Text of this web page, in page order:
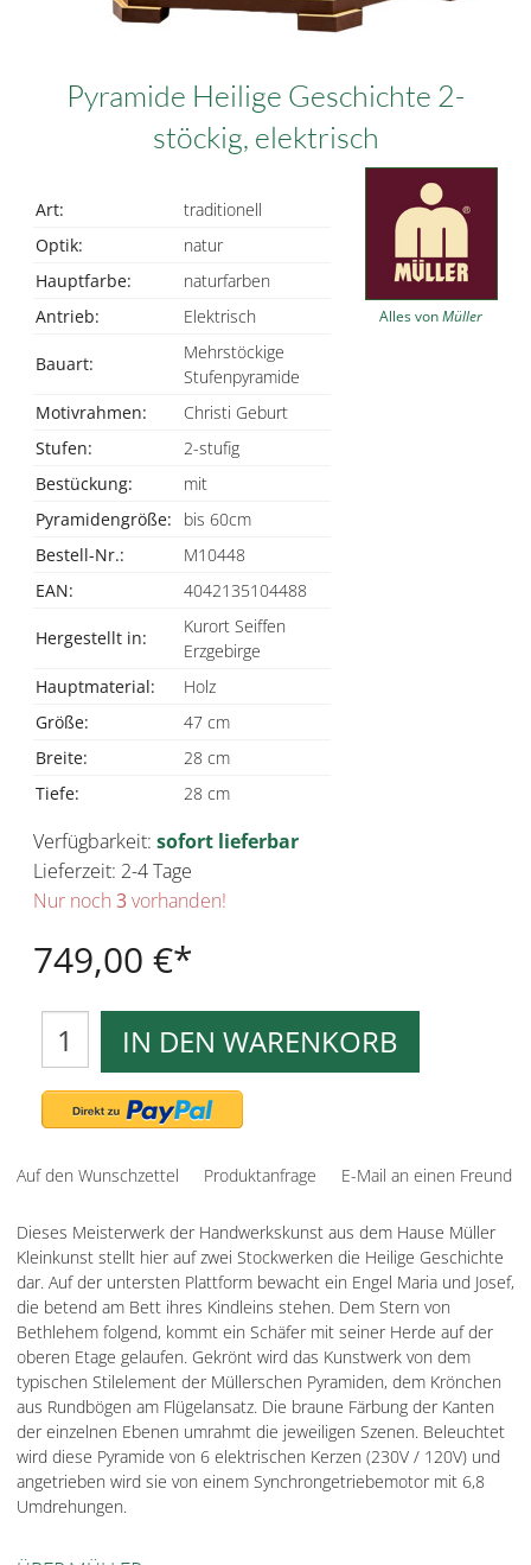
Pyramide Heilige Geschichte 2-
stöckig, elektrisch
Art:
traditionell
Optik:
natur
Hauptfarbe:
naturfarben
Antrieb:
Elektrisch
Bauart:
Mehrstöckige
Stufenpyramide
Motivrahmen:
Christi Geburt
Stufen:
2-stufig
Bestückung:
mit
Pyramidengröße:
bis 60cm
Bestell-Nr.:
M10448
EAN:
4042135104488
Hergestellt in:
Kurort Seiffen
Erzgebirge
Hauptmaterial:
Holz
Größe:
47 cm
Breite:
28 cm
Tiefe:
28 cm
Alles vonMüller
Verfügbarkeit: sofort lieferbar
Lieferzeit: 2-4 Tage
Nur noch 3vorhanden!
749,00 €
IN DEN WARENKORB
Auf den Wunschzettel Produktanfrage E-Mail an einen Freund
Dieses Meisterwerk der Handwerkskunst aus dem Hause Müller
Kleinkunst stellt hier auf zwei Stockwerken die Heilige Geschichte
dar. Auf der untersten Plattform bewacht ein Engel Maria und Josef,
die betend am Bett ihres Kindleins stehen. Dem Stern von
Bethlehem folgend, kommt ein Schäfer mit seiner Herde auf der
oberen Etage gelaufen. Gekrönt wird das Kunstwerk von dem
typischen Stilelement der Müllerschen Pyramiden, dem Krönchen
aus Rundbögen am Flügelansatz. Die braune Färbung der Kanten
der einzelnen Ebenen umrahmt die jeweiligen Szenen. Beleuchtet
wird diese Pyramide von 6 elektrischen Kerzen (230V / 120V) und
angetrieben wird sie von einem Synchrongetriebemotor mit 6,8
Umdrehungen.